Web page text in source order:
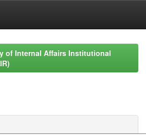
of Internal Affairs Institutional